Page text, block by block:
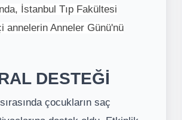
İstanbul Tıp Fakültesi
annelerin Anneler Günü'nü
DESTEĞİ
çocukların saç